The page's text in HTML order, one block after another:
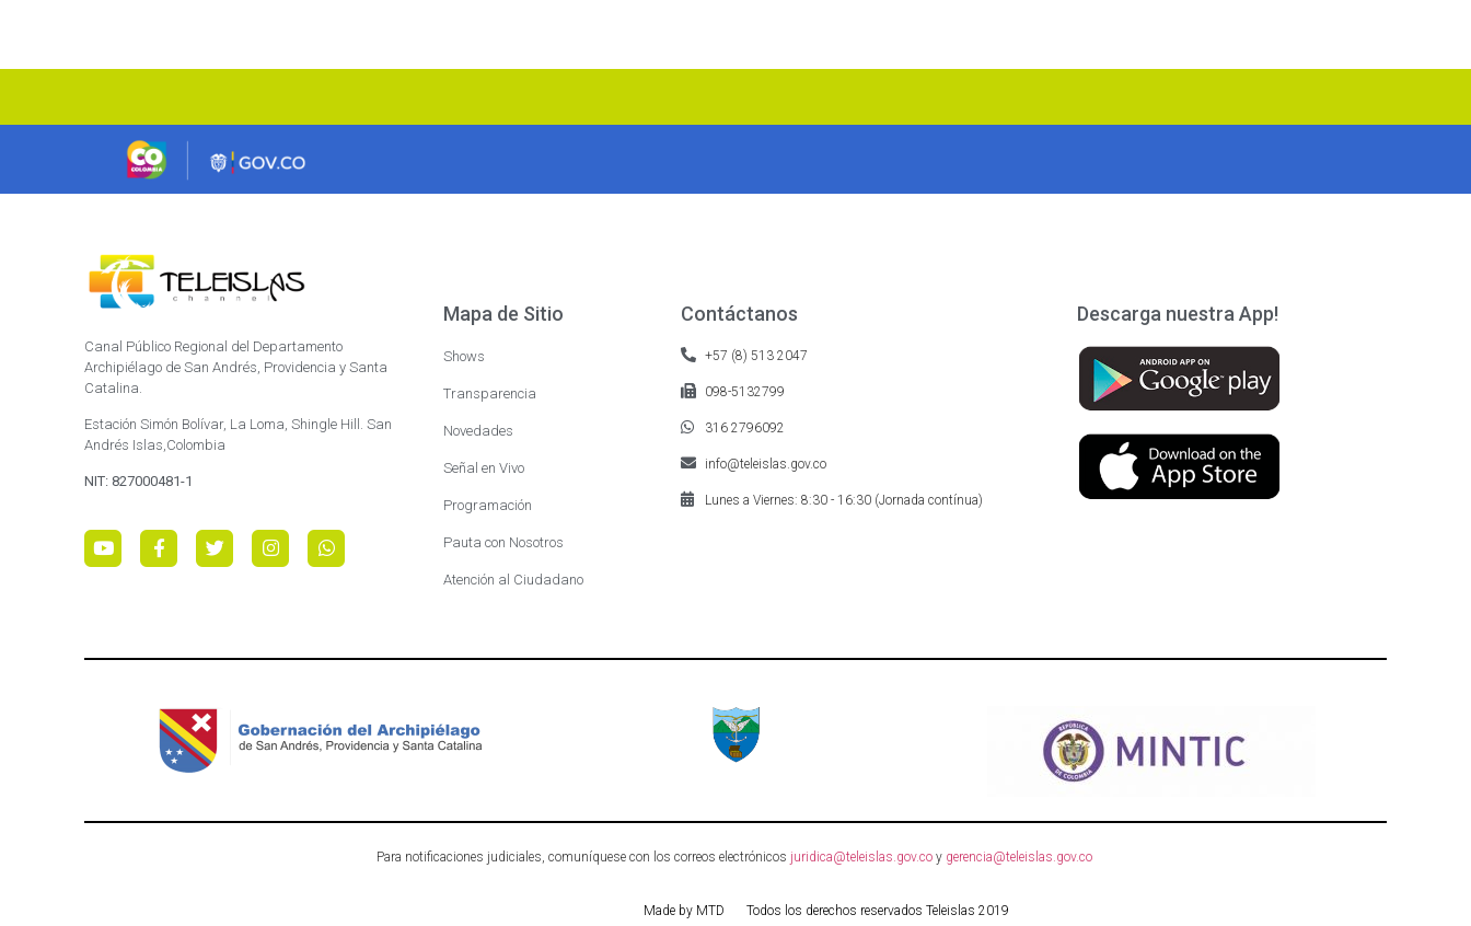
Canal Público Regional del Departamento
Archipiélago de San Andrés, Providencia y Santa
Catalina.
Estación Simón Bolívar, La Loma, Shingle Hill. San
Andrés Islas,Colombia
NIT: 827000481-1
Mapa de Sitio
Shows
Transparencia
Novedades
Señal en Vivo
Programación
Pauta con Nosotros
Atención al Ciudadano
Contáctanos
+57 (8) 513 2047
098-5132799
316 2796092
info@teleislas.gov.co
Lunes a Viernes: 8:30 - 16:30 (Jornada contínua)
Descarga nuestra App!
Para notificaciones judiciales, comuníquese con los correos electrónicos juridica@teleislas.gov.coy gerencia@teleislas.gov.co
Made by MTD Todos los derechos reservados Teleislas 2019